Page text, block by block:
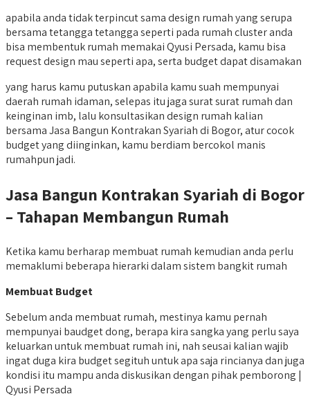
apabila anda tidak terpincut sama design rumah yang serupa
bersama tetangga tetangga seperti pada rumah cluster anda
bisa membentuk rumah memakai Qyusi Persada, kamu bisa
request design mau seperti apa, serta budget dapat disamakan
yang harus kamu putuskan apabila kamu suah mempunyai
daerah rumah idaman, selepas itu jaga surat surat rumah dan
keinginan imb, lalu konsultasikan design rumah kalian
bersama Jasa Bangun Kontrakan Syariah di Bogor, atur cocok
budget yang diinginkan, kamu berdiam bercokol manis
rumahpun jadi.
Jasa Bangun Kontrakan Syariah di Bogor
– Tahapan Membangun Rumah
Ketika kamu berharap membuat rumah kemudian anda perlu
memaklumi beberapa hierarki dalam sistem bangkit rumah
Membuat Budget
Sebelum anda membuat rumah, mestinya kamu pernah
mempunyai baudget dong, berapa kira sangka yang perlu saya
keluarkan untuk membuat rumah ini, nah seusai kalian wajib
ingat duga kira budget segituh untuk apa saja rincianya dan juga
kondisi itu mampu anda diskusikan dengan pihak pemborong |
Qyusi Persada